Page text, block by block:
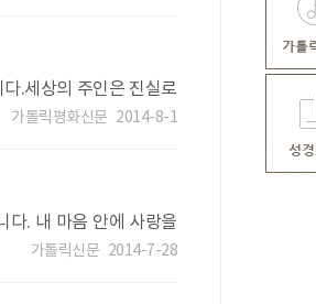
.세상의 주인은 진실로
가톨릭평화신문 2014-8-1
다. 내 마음 안에 사랑을
가톨릭신문 2014-7-28